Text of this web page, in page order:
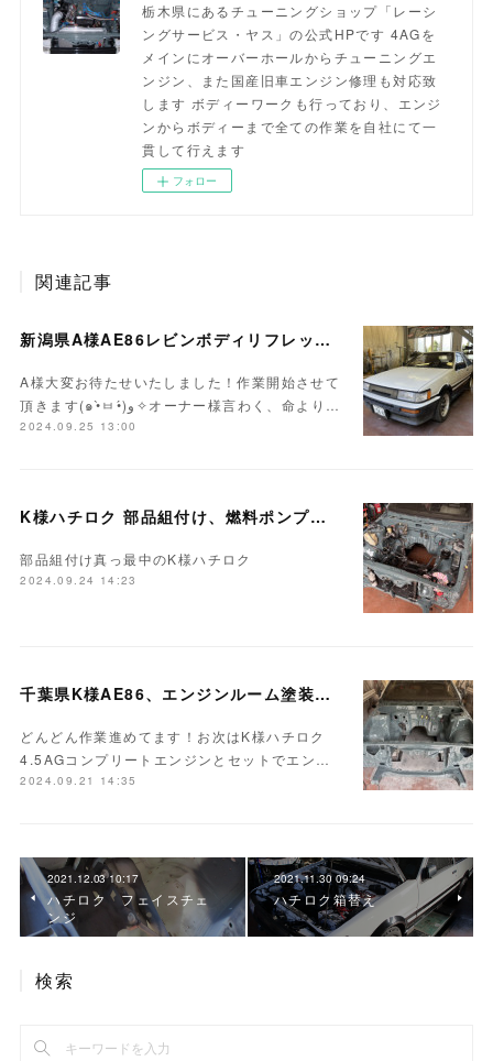
栃木県にあるチューニングショップ「レーシ
ングサービス・ヤス」の公式HPです 4AGを
メインにオーバーホールからチューニングエ
ンジン、また国産旧車エンジン修理も対応致
します ボディーワークも行っており、エンジ
ンからボディーまで全ての作業を自社にて一
貫して行えます
フォロー
関連記事
新潟県A様AE86レビンボディリフレッシュ作業開始！！
A様大変お待たせいたしました！作業開始させて
頂きます(๑•̀ㅂ•́)و✧オーナー様言わく、命より…
2024.09.25 13:00
K様ハチロク 部品組付け、燃料ポンプ交換…
部品組付け真っ最中のK様ハチロク
2024.09.24 14:23
千葉県K様AE86、エンジンルーム塗装完成♪
どんどん作業進めてます！お次はK様ハチロク
4.5AGコンプリートエンジンとセットでエン…
2024.09.21 14:35
2021.12.03 10:17
ハチロク フェイスチェ
ンジ
2021.11.30 09:24
ハチロク箱替え
検索